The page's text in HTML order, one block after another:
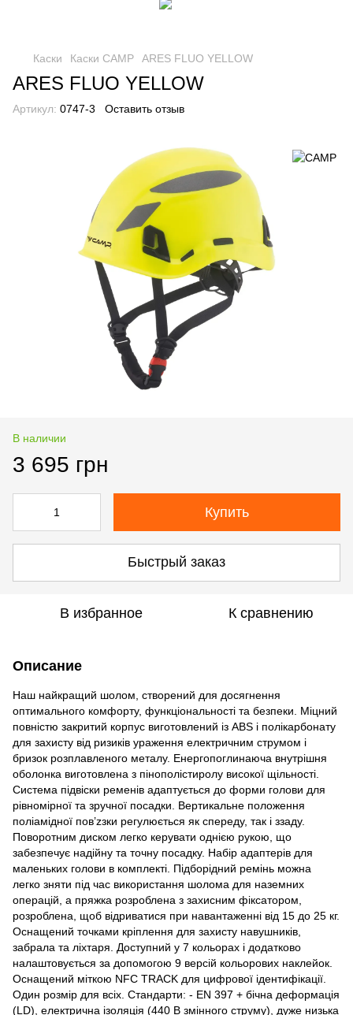
Каски Каски CAMP ARES FLUO YELLOW
ARES FLUO YELLOW
Артикул: 0747-3 Оставить отзыв
В наличии
3 695 грн
Купить
Быстрый заказ
В избранное К сравнению
Описание
Наш найкращий шолом, створений для досягнення
оптимального комфорту, функціональності та безпеки. Міцний
повністю закритий корпус виготовлений із ABS і полікарбонату
для захисту від ризиків ураження електричним струмом і
бризок розплавленого металу. Енергопоглинаюча внутрішня
оболонка виготовлена ​​з пінополістиролу високої щільності.
Система підвіски ременів адаптується до форми голови для
рівномірної та зручної посадки. Вертикальне положення
поліамідної пов’zзки регулюється як спереду, так і ззаду.
Поворотним диском легко керувати однією рукою, що
забезпечує надійну та точну посадку. Набір адаптерів для
маленьких голови в комплекті. Підборідний ремінь можна
легко зняти під час використання шолома для наземних
операцій, а пряжка розроблена з захисним фіксатором,
розроблена, щоб відриватися при навантаженні від 15 до 25 кг.
Оснащений точками кріплення для захисту навушників,
забрала та ліхтаря. Доступний у 7 кольорах і додатково
налаштовується за допомогою 9 версій кольорових наклейок.
Оснащений міткою NFC TRACK для цифрової ідентифікації.
Один розмір для всіх. Стандарти: - EN 397 + бічна деформація
(LD), електрична ізоляція (440 В змінного струму), дуже низька